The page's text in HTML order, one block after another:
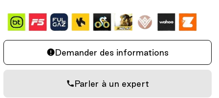
Demander des informations
Parler à un expert